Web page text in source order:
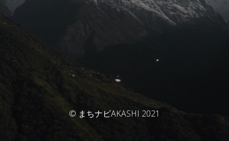
© まちナビAKASHI 2021